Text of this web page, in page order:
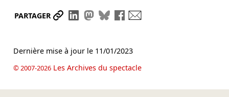
PARTAGER Partager le lien
Partager sur LinkedIn
Partager sur Mastodon
Partager sur Bluesky
Partager sur Facebook
Dernière mise à jour le 11/01/2023
© 2007-2026Les Archives du spectacle